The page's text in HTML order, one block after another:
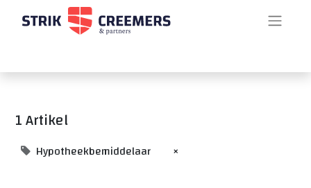
1 Artikel
Hypotheekbemiddelaar ×